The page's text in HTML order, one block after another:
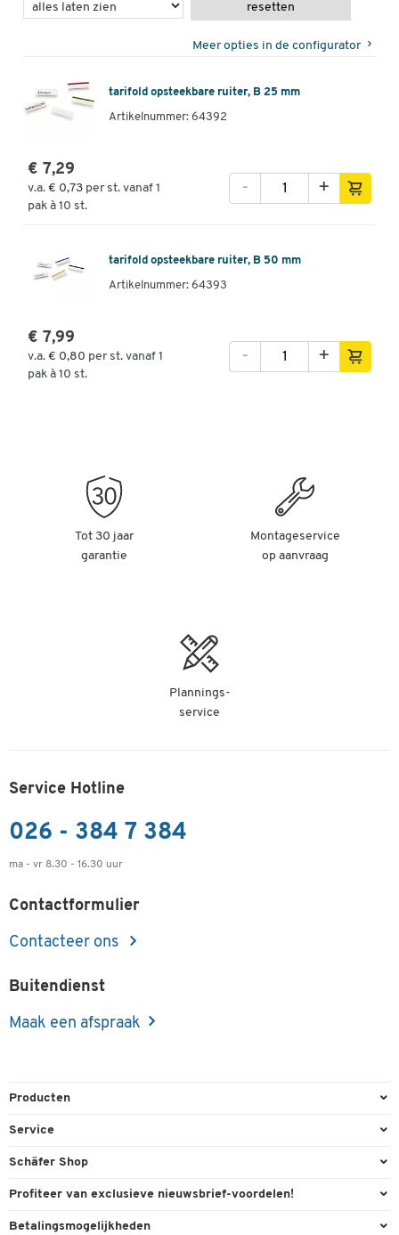
resetten
Meer opties in de configurator
tarifold opsteekbare ruiter, B 25 mm
Artikelnummer: 64392
€ 7,29
v.a. € 0,73 per st. vanaf 1
pak à 10 st.
+
-
tarifold opsteekbare ruiter, B 50 mm
Artikelnummer: 64393
€ 7,99
v.a. € 0,80 per st. vanaf 1
pak à 10 st.
+
-
Tot 30 jaar
garantie
Montageservice
op aanvraag
Plannings-
service
Service Hotline
026 - 384 7 384
ma - vr 8.30 - 16.30 uur
Contactformulier
Contacteer ons
Buitendienst
Maak een afspraak
Producten
Kantoorbenodigdheden
Milieutechniek
Service
Bestelling herroepen
Schäfer Shop
Algemene voorwaarden
Profiteer van exclusieve nieuwsbrief-voordelen!
Welkomstgeschenk
Betalingsmogelijkheden